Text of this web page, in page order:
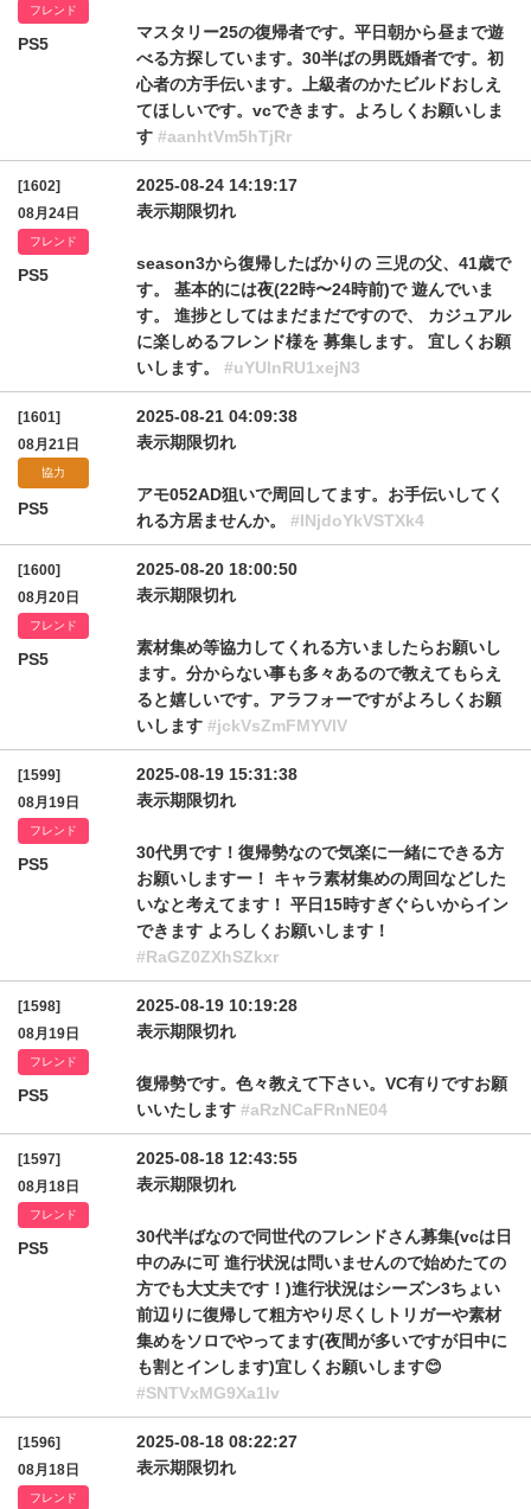
フレンド
PS5
マスタリー25の復帰者です。平日朝から昼まで遊
べる方探しています。30半ばの男既婚者です。初
心者の方手伝います。上級者のかたビルドおしえ
てほしいです。vcできます。よろしくお願いしま
す #aanhtVm5hTjRr
[1602]
08月24日
フレンド
PS5
2025-08-24 14:19:17
表示期限切れ
season3から復帰したばかりの 三児の父、41歳で
す。 基本的には夜(22時〜24時前)で 遊んでいま
す。 進捗としてはまだまだですので、 カジュアル
に楽しめるフレンド様を 募集します。 宜しくお願
いします。 #uYUlnRU1xejN3
[1601]
08月21日
協力
PS5
2025-08-21 04:09:38
表示期限切れ
アモ052AD狙いで周回してます。お手伝いしてく
れる方居ませんか。 #INjdoYkVSTXk4
[1600]
08月20日
フレンド
PS5
2025-08-20 18:00:50
表示期限切れ
素材集め等協力してくれる方いましたらお願いし
ます。分からない事も多々あるので教えてもらえ
ると嬉しいです。アラフォーですがよろしくお願
いします #jckVsZmFMYVlV
[1599]
08月19日
フレンド
PS5
2025-08-19 15:31:38
表示期限切れ
30代男です！復帰勢なので気楽に一緒にできる方
お願いしますー！ キャラ素材集めの周回などした
いなと考えてます！ 平日15時すぎぐらいからイン
できます よろしくお願いします！
#RaGZ0ZXhSZkxr
[1598]
08月19日
フレンド
PS5
2025-08-19 10:19:28
表示期限切れ
復帰勢です。色々教えて下さい。VC有りですお願
いいたします #aRzNCaFRnNE04
[1597]
08月18日
フレンド
PS5
2025-08-18 12:43:55
表示期限切れ
30代半ばなので同世代のフレンドさん募集(vcは日
中のみに可 進行状況は問いませんので始めたての
方でも大丈夫です！)進行状況はシーズン3ちょい
前辺りに復帰して粗方やり尽くしトリガーや素材
集めをソロでやってます(夜間が多いですが日中に
も割とインします)宜しくお願いします😊
#SNTVxMG9Xa1lv
[1596]
08月18日
フレンド
2025-08-18 08:22:27
表示期限切れ